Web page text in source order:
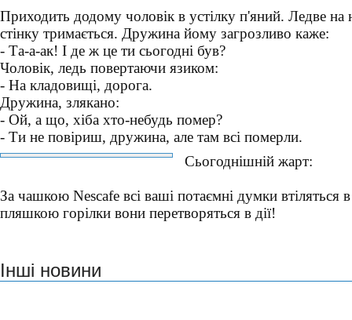
Приходить додому чоловік в устілку п'яний. Ледве на
стінку тримається. Дружина йому загрозливо каже:
- Та-а-ак! І де ж це ти сьогодні був?
Чоловік, ледь повертаючи язиком:
- На кладовищі, дорога.
Дружина, злякано:
- Ой, а що, хіба хто-небудь помер?
- Ти не повіриш, дружина, але там всі померли.
Сьогоднішній жарт:
За чашкою Nescafe всі ваші потаємні думки втіляться
пляшкою горілки вони перетворяться в дії!
Інші новини